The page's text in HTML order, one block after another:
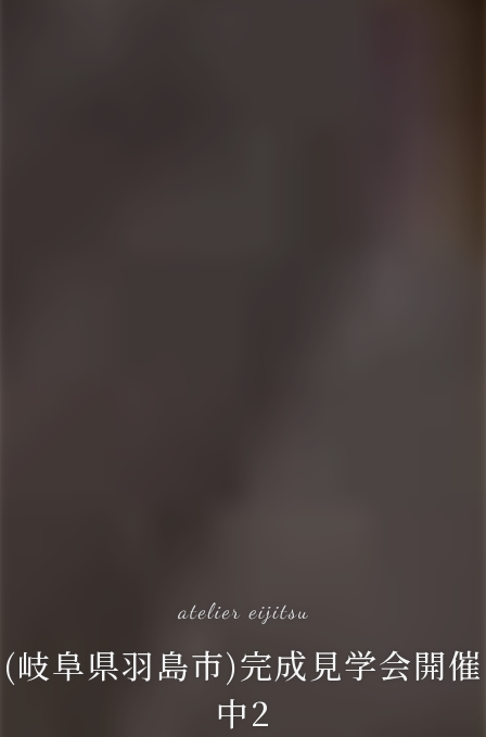
(岐阜県羽島市)完成見学会開催
中2